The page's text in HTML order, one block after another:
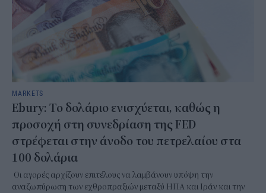
MARKETS
Ebury: Το δολάριο ενισχύεται, καθώς η
προσοχή στη συνεδρίαση της FED
στρέφεται στην άνοδο του πετρελαίου στα
100 δολάρια
Οι αγορές αρχίζουν επιτέλους να λαμβάνουν υπόψη την
αναζωπύρωση των εχθροπραξιών μεταξύ ΗΠΑ και Ιράν και την